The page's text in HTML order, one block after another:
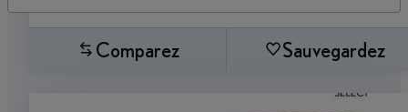
Comparez Sauvegardez